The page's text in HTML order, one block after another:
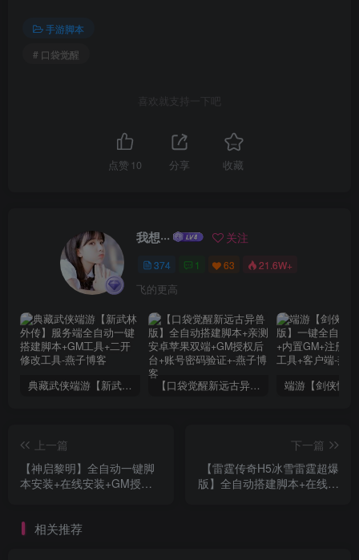
手游脚本
# 口袋觉醒
喜欢就支持一下吧
点赞 10 分享 收藏
我想··· 关注
374 1 63 21.6W+
飞的更高
典藏武侠端游【新武林外传】服务端全自动一键搭建脚本+GM工具+二开修改工具 【口袋觉醒新远古异兽版】全自动搭建脚本+亲测安卓苹果双端+GM授权后台+账号密码验证+
上一篇
【神启黎明】全自动一键脚
本安装+在线安装+GM授权
下一篇
【雷霆传奇H5冰雪雷霆超爆
版】全自动搭建脚本+在线安
相关推荐